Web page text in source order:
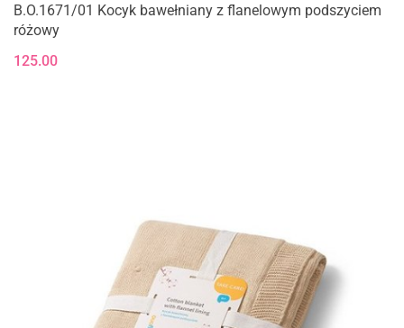
B.O.1671/01 Kocyk bawełniany z flanelowym podszyciem
różowy
125.00